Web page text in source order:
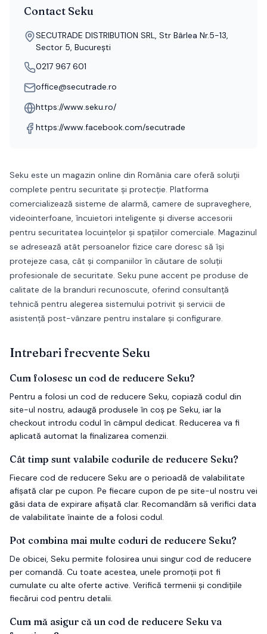
Contact Seku
SECUTRADE DISTRIBUTION SRL, Str Bârlea Nr.5-13,
Sector 5, București
0217 967 601
office@secutrade.ro
https://www.seku.ro/
https://www.facebook.com/secutrade
Seku este un magazin online din România care oferă soluții
complete pentru securitate și protecție. Platforma
comercializează sisteme de alarmă, camere de supraveghere,
videointerfoane, încuietori inteligente și diverse accesorii
pentru securitatea locuințelor și spațiilor comerciale. Magazinul
se adresează atât persoanelor fizice care doresc să își
protejeze casa, cât și companiilor în căutare de soluții
profesionale de securitate. Seku pune accent pe produse de
calitate de la branduri recunoscute, oferind consultanță
tehnică pentru alegerea sistemului potrivit și servicii de
asistență post-vânzare pentru instalare și configurare.
Intrebari frecvente Seku
Cum folosesc un cod de reducere Seku?
Pentru a folosi un cod de reducere Seku, copiază codul din
site-ul nostru, adaugă produsele în coș pe Seku, iar la
checkout introdu codul în câmpul dedicat. Reducerea va fi
aplicată automat la finalizarea comenzii.
Cât timp sunt valabile codurile de reducere Seku?
Fiecare cod de reducere Seku are o perioadă de valabilitate
afișată clar pe cupon. Pe fiecare cupon de pe site-ul nostru vei
găsi data de expirare afișată clar. Recomandăm să verifici data
de valabilitate înainte de a folosi codul.
Pot combina mai multe coduri de reducere Seku?
De obicei, Seku permite folosirea unui singur cod de reducere
per comandă. Cu toate acestea, unele promoții pot fi
cumulate cu alte oferte active. Verifică termenii și condițiile
fiecărui cod pentru detalii.
Cum mă asigur că un cod de reducere Seku va